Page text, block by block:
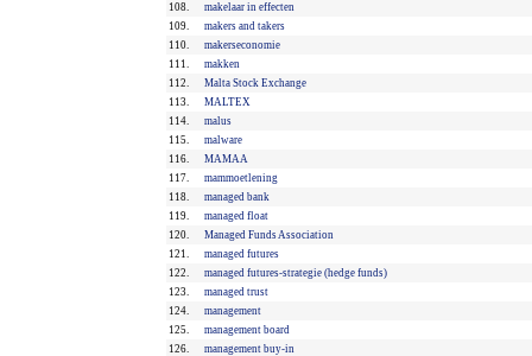
108.
makelaar in effecten
109.
makers and takers
110.
makerseconomie
111.
makken
112.
Malta Stock Exchange
113.
MALTEX
114.
malus
115.
malware
116.
MAMAA
117.
mammoetlening
118.
managed bank
119.
managed float
120.
Managed Funds Association
121.
managed futures
122.
managed futures-strategie (hedge funds)
123.
managed trust
124.
management
125.
management board
126.
management buy-in